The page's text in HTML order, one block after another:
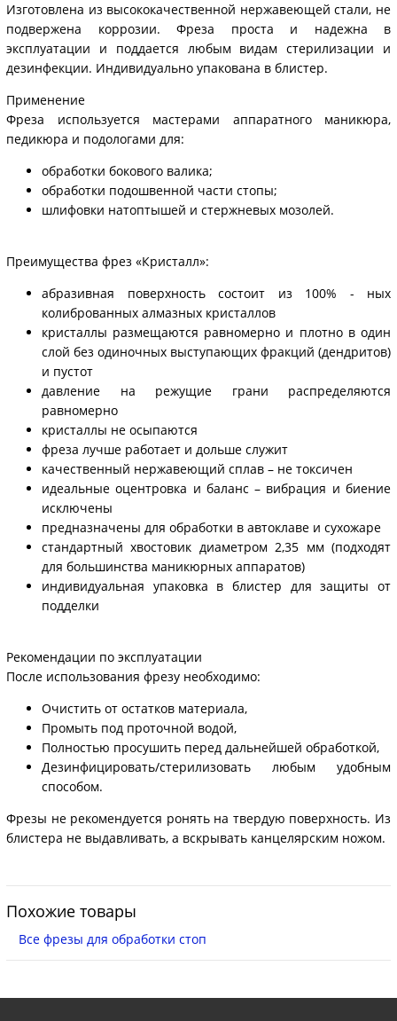
Изготовлена из высококачественной нержавеющей стали, не
подвержена коррозии. Фреза проста и надежна в
эксплуатации и поддается любым видам стерилизации и
дезинфекции. Индивидуально упакована в блистер.
Применение
Фреза используется мастерами аппаратного маникюра,
педикюра и подологами для:
обработки бокового валика;
обработки подошвенной части стопы;
шлифовки натоптышей и стержневых мозолей.
Преимущества фрез «Кристалл»:
абразивная поверхность состоит из 100% - ных
колиброванных алмазных кристаллов
кристаллы размещаются равномерно и плотно в один
слой без одиночных выступающих фракций (дендритов)
и пустот
давление на режущие грани распределяются
равномерно
кристаллы не осыпаются
фреза лучше работает и дольше служит
качественный нержавеющий сплав – не токсичен
идеальные оцентровка и баланс – вибрация и биение
исключены
предназначены для обработки в автоклаве и сухожаре
стандартный хвостовик диаметром 2,35 мм (подходят
для большинства маникюрных аппаратов)
индивидуальная упаковка в блистер для защиты от
подделки
Рекомендации по эксплуатации
После использования фрезу необходимо:
Очистить от остатков материала,
Промыть под проточной водой,
Полностью просушить перед дальнейшей обработкой,
Дезинфицировать/стерилизовать любым удобным
способом.
Фрезы не рекомендуется ронять на твердую поверхность. Из
блистера не выдавливать, а вскрывать канцелярским ножом.
Похожие товары
Все фрезы для обработки стоп